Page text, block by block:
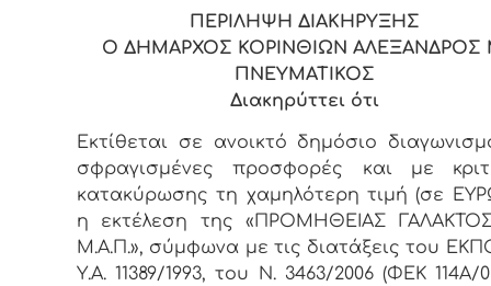
ΠΕΡΙΛΗΨΗ ΔΙΑΚΗΡΥΞΗΣ
Ο ΔΗΜΑΡΧΟΣ ΚΟΡΙΝΘΙΩΝ ΑΛΕΞΑΝΔΡΟΣ
ΠΝΕΥΜΑΤΙΚΟΣ
Διακηρύττει ότι
Εκτίθεται σε ανοικτό δημόσιο
σφραγισμένες προσφορές και με
κατακύρωσης τη χαμηλότερη τιμή (σε
η εκτέλεση της «ΠΡΟΜΗΘΕΙΑΣ
Μ.Α.Π.», σύμφωνα με τις διατάξεις του
Υ.Α. 11389/1993, του Ν. 3463/2006 (ΦΕΚ 114Α/